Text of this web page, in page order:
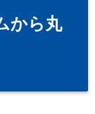
から丸